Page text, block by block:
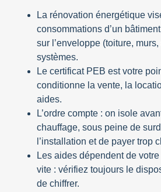
La rénovation énergétique
consommations d’un
sur l’enveloppe (toiture,
systèmes.
Le certificat PEB est votre
conditionne la vente, la
aides.
L’ordre compte : on isole
chauffage, sous peine de
l’installation et de payer trop
Les aides dépendent de
vite : vérifiez toujours le
de chiffrer.